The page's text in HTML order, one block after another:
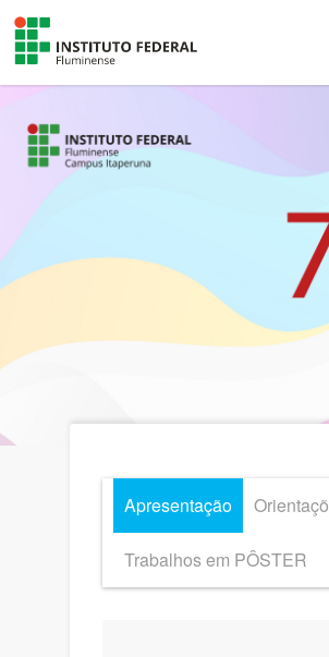
Apresentação
Trabalhos em PÔSTER